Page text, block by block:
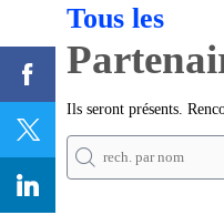
Tous les
Ils seront présents.